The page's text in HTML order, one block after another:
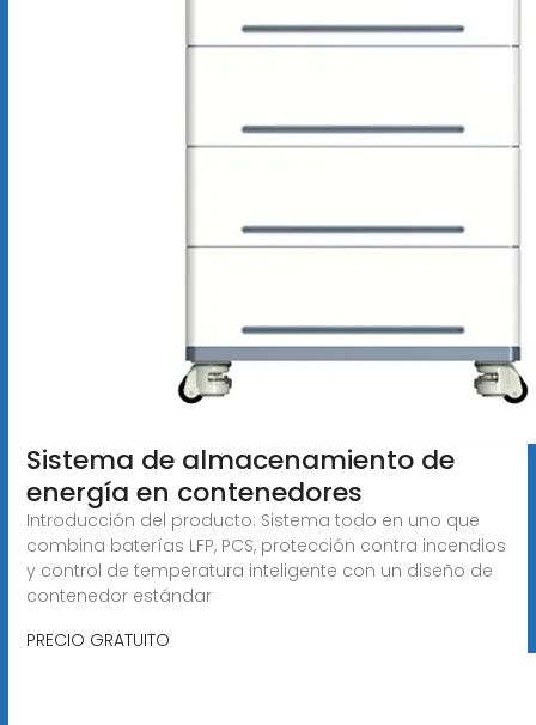
Sistema de almacenamiento de
energía en contenedores
Introducción del producto: Sistema todo en uno que
combina baterías LFP, PCS, protección contra incendios
y control de temperatura inteligente con un diseño de
contenedor estándar
PRECIO GRATUITO